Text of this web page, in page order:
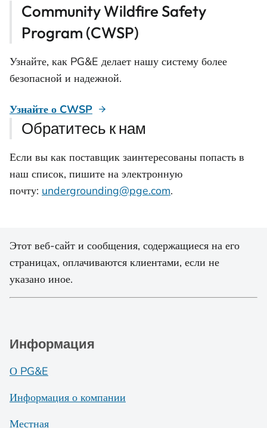
Community Wildfire Safety
Program (CWSP)
Узнайте, как PG&E делает нашу систему более
безопасной и надежной.
Узнайте о CWSP
Обратитесь к нам
Если вы как поставщик заинтересованы попасть в
наш список, пишите на электронную
почту: undergrounding@pge.com.
Этот веб-сайт и сообщения, содержащиеся на его
страницах, оплачиваются клиентами, если не
указано иное.
Информация
О PG&E
Информация о компании
Местная